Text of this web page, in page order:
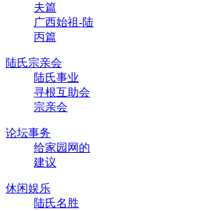
夫篇
广西始祖-陆
丙篇
陆氏宗亲会
陆氏事业
寻根互助会
宗亲会
论坛事务
给家园网的
建议
休闲娱乐
陆氏名胜